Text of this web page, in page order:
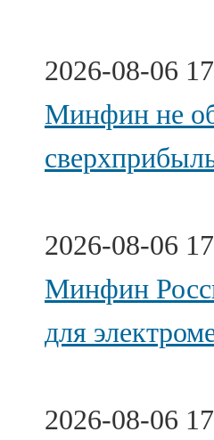
2026-08-06
Минфин не
2026-08-06
Минфин
для
2026-08-06